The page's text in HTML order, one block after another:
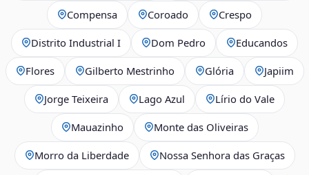
Compensa Coroado Crespo
Distrito Industrial I Dom Pedro Educandos
Flores Gilberto Mestrinho Glória Japiim
Jorge Teixeira Lago Azul Lírio do Vale
Mauazinho Monte das Oliveiras
Morro da Liberdade Nossa Senhora das Graças